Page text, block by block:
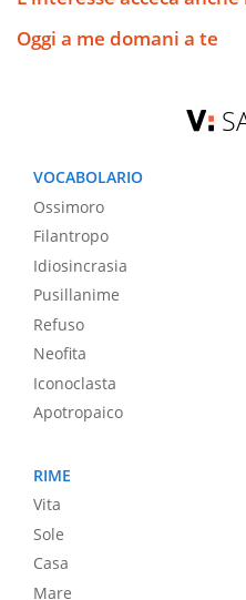
Oggi a me domani a te
VOCABOLARIO
Ossimoro
Filantropo
Idiosincrasia
Pusillanime
Refuso
Neofita
Iconoclasta
Apotropaico
RIME
Vita
Sole
Casa
Mare